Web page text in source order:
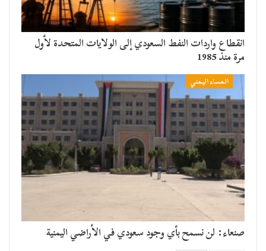
انقطاع واردات النفط السعودي إلى الولايات المتحدة لأول
مرة منذ 1985
المساء اليمني
صنعاء: لن نسمح بأي وجود سعودي في الأراضي اليمنية